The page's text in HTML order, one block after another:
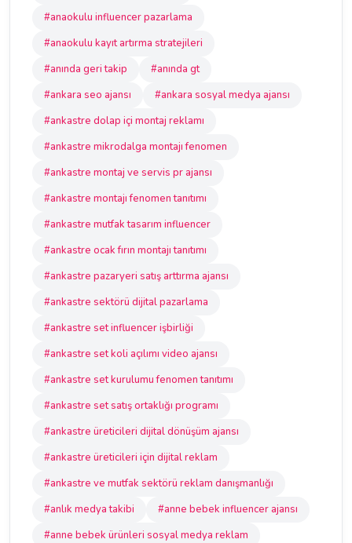
#anaokulu influencer pazarlama
#anaokulu kayıt artırma stratejileri
#anında geri takip
#anında gt
#ankara seo ajansı
#ankara sosyal medya ajansı
#ankastre dolap içi montaj reklamı
#ankastre mikrodalga montajı fenomen
#ankastre montaj ve servis pr ajansı
#ankastre montajı fenomen tanıtımı
#ankastre mutfak tasarım influencer
#ankastre ocak fırın montajı tanıtımı
#ankastre pazaryeri satış arttırma ajansı
#ankastre sektörü dijital pazarlama
#ankastre set influencer işbirliği
#ankastre set koli açılımı video ajansı
#ankastre set kurulumu fenomen tanıtımı
#ankastre set satış ortaklığı programı
#ankastre üreticileri dijital dönüşüm ajansı
#ankastre üreticileri için dijital reklam
#ankastre ve mutfak sektörü reklam danışmanlığı
#anlık medya takibi
#anne bebek influencer ajansı
#anne bebek ürünleri sosyal medya reklam